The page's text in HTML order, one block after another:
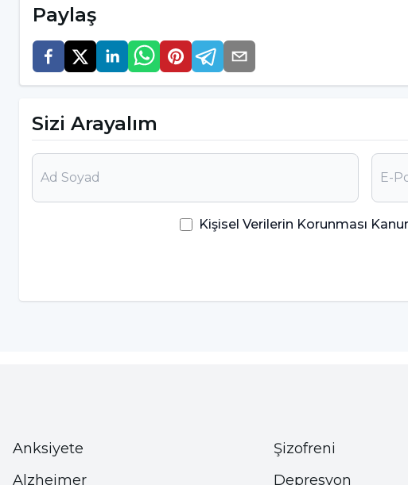
Paylaş
Sizi Arayalım
Kişisel Verilerin Korunması
Anksiyete
Alzheimer
Şizofreni
Depresyon